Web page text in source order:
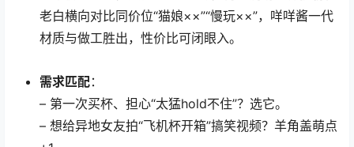
老白横向对比同价位“猫娘××”“慢玩××”，咩咩酱一代
材质与做工胜出，性价比可闭眼入。
需求匹配：
– 第一次买杯、担心“太猛hold不住”？选它。
– 想给异地女友拍“飞机杯开箱”搞笑视频？羊角盖萌点